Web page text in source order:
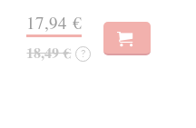
17,94 €
18,49 € ?